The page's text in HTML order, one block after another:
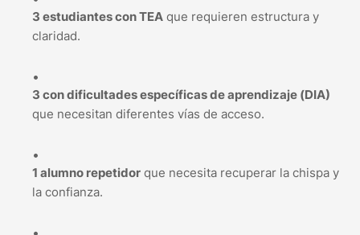
3 estudiantes con TEA que requieren estructura y
claridad.
3 con dificultades específicas de aprendizaje (DIA)
que necesitan diferentes vías de acceso.
1 alumno repetidor que necesita recuperar la chispa y
la confianza.